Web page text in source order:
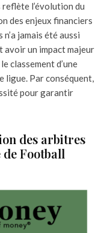
l’évolution du
des enjeux financiers
jamais été aussi
avoir un impact majeur
classement d’une
ligue. Par conséquent,
pour garantir
des arbitres
Football